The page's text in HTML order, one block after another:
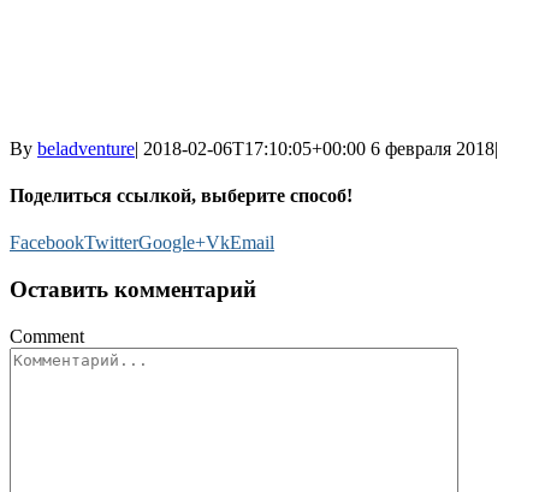
By beladventure| 2018-02-06T17:10:05+00:00 6 февраля 2018|
Поделиться ссылкой, выберите способ!
FacebookTwitterGoogle+VkEmail
Оставить комментарий
Comment